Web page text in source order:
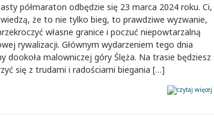
półmaraton odbędzie się 23 marca 2024 roku. Ci,
że to nie tylko bieg, to prawdziwe wyzwanie,
własne granice i poczuć niepowtarzalną
rywalizacji. Głównym wydarzeniem tego dnia
dookoła malowniczej góry Ślęża. Na trasie będziesz
się z trudami i radościami biegania […]